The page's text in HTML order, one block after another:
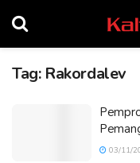
Tag: Rakordalev
03/11/